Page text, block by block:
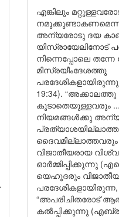
എങ്കിലും
അന്യരോടു ദയ
യിസ്രായേലിനോട്
നിന്നെപ്പോലെ
മിസ്രയീംദേശത്തു
19:34).
കൂടാതെയുള്ളവരും ...
നിയമങ്ങൾക്കു
വിജാതീയരായ
ഓർമ്മിപ്പിക്കുന്നു
യെഹൂദരും
“അപരിചിതരോട്
കൽപ്പിക്കുന്നു